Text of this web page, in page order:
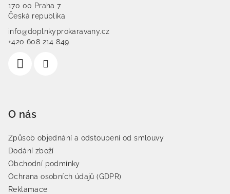
170 00 Praha 7
Česká republika
info@doplnkyprokaravany.cz
+420 608 214 849
O nás
Způsob objednání a odstoupení od smlouvy
Dodání zboží
Obchodní podmínky
Ochrana osobních údajů (GDPR)
Reklamace